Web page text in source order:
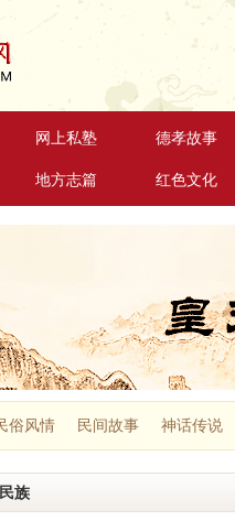
网上私塾 德孝故事
地方志篇 红色文化
俗风情 民间故事 神话传说
族